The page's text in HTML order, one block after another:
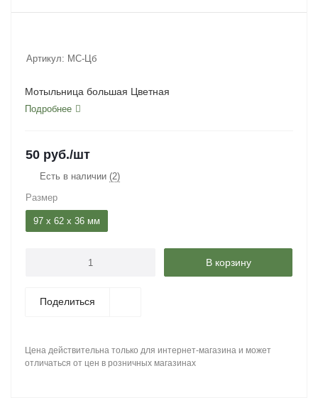
Артикул: МС-Цб
Мотыльница большая Цветная
Подробнее
50 руб./шт
Есть в наличии (2)
Размер
97 x 62 x 36 мм
В корзину
Поделиться
Цена действительна только для интернет-магазина и может
отличаться от цен в розничных магазинах